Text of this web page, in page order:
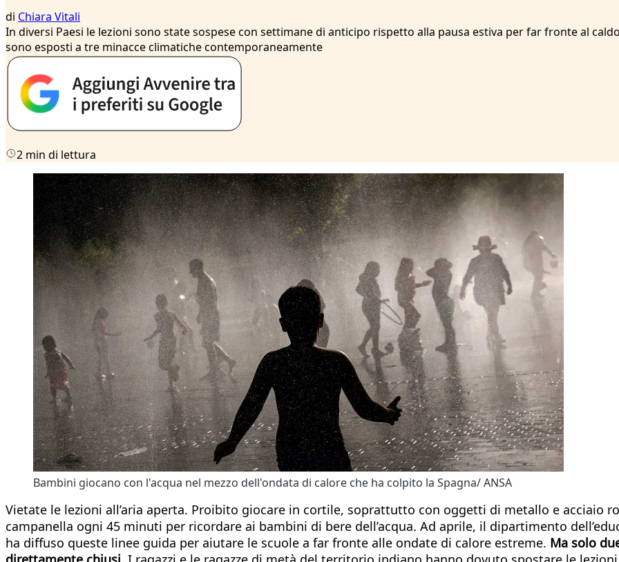
di Chiara Vitali
In diversi Paesi le lezioni sono state sospese con settimane di anticipo rispetto alla pausa estiva per far fronte al
sono esposti a tre minacce climatiche contemporaneamente
2 min di lettura
Bambini giocano con l'acqua nel mezzo dell'ondata di calore che ha colpito la Spagna/ ANSA
Vietate le lezioni all’aria aperta. Proibito giocare in cortile, soprattutto con oggetti di metallo e acciaio
campanella ogni 45 minuti per ricordare ai bambini di bere dell’acqua. Ad aprile, il dipartimento
ha diffuso queste linee guida per aiutare le scuole a far fronte alle ondate di calore estreme. Ma solo